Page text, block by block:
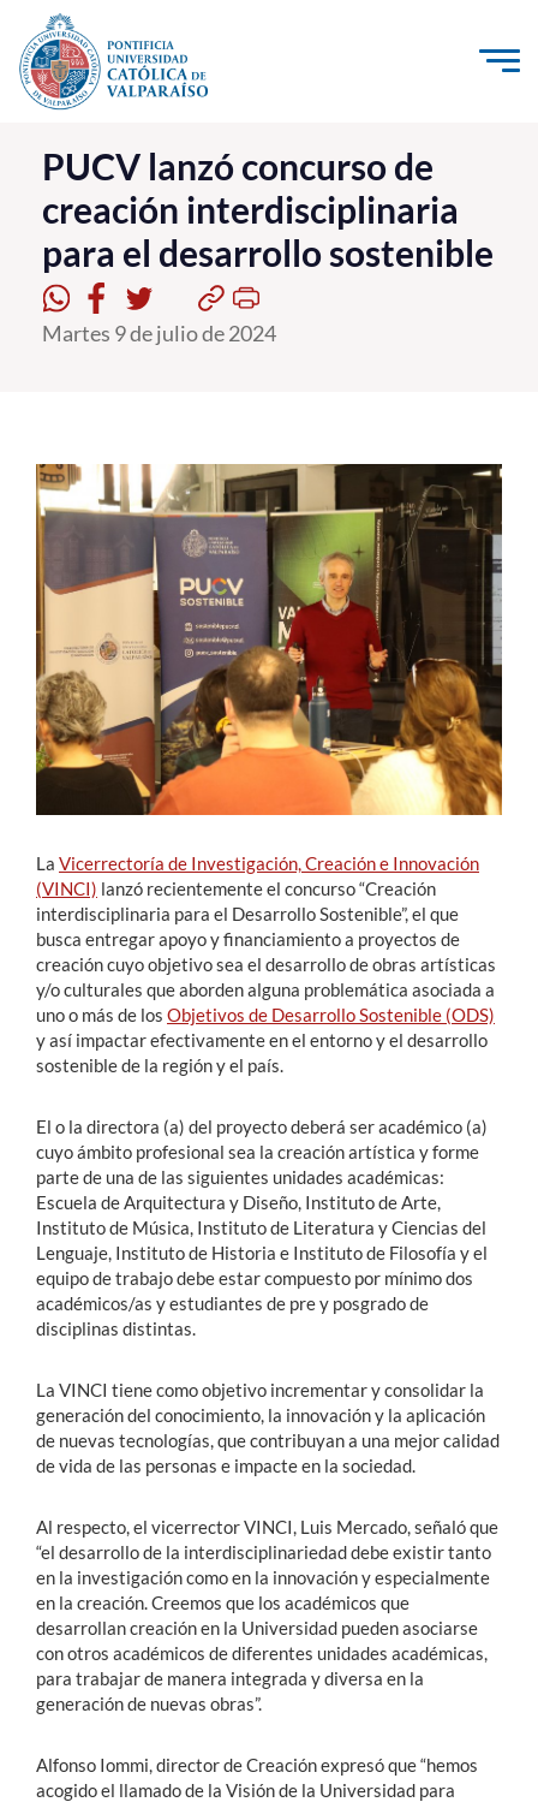
Click acá para ir directamente al contenido
La Universidad
Investigación, Creación e Innovación
PUCV Internacional
Vinculación con el Medio
Postgrado
Formación Continua
Académicos
Funcionarios
Alumni
PUCV lanzó concurso de
creación interdisciplinaria
para el desarrollo sostenible
Martes 9 de julio de 2024
La Vicerrectoría de Investigación, Creación e Innovación
(VINCI) lanzó recientemente el concurso “Creación
interdisciplinaria para el Desarrollo Sostenible”, el que
busca entregar apoyo y financiamiento a proyectos de
creación cuyo objetivo sea el desarrollo de obras artísticas
y/o culturales que aborden alguna problemática asociada a
uno o más de los Objetivos de Desarrollo Sostenible (ODS)
y así impactar efectivamente en el entorno y el desarrollo
sostenible de la región y el país.
El o la directora (a) del proyecto deberá ser académico (a)
cuyo ámbito profesional sea la creación artística y forme
parte de una de las siguientes unidades académicas:
Escuela de Arquitectura y Diseño, Instituto de Arte,
Instituto de Música, Instituto de Literatura y Ciencias del
Lenguaje, Instituto de Historia e Instituto de Filosofía y el
equipo de trabajo debe estar compuesto por mínimo dos
académicos/as y estudiantes de pre y posgrado de
disciplinas distintas.
La VINCI tiene como objetivo incrementar y consolidar la
generación del conocimiento, la innovación y la aplicación
de nuevas tecnologías, que contribuyan a una mejor calidad
de vida de las personas e impacte en la sociedad.
Al respecto, el vicerrector VINCI, Luis Mercado, señaló que
“el desarrollo de la interdisciplinariedad debe existir tanto
en la investigación como en la innovación y especialmente
en la creación. Creemos que los académicos que
desarrollan creación en la Universidad pueden asociarse
con otros académicos de diferentes unidades académicas,
para trabajar de manera integrada y diversa en la
generación de nuevas obras”.
Alfonso Iommi, director de Creación expresó que “hemos
acogido el llamado de la Visión de la Universidad para